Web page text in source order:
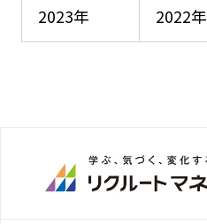
2023年 2022年